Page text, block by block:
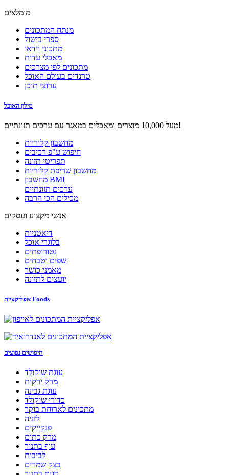
מומלצים
מנתח המתכונים
ספרי בישול
מתכוני וידאו
מאכלי עדות
מתכונים לפי מצרכים
טרנדים בעולם האוכל
ערוצי תוכן
מילון האוכל
מעל 10,000 מוצרים ומאכלים במאגר עם ערכים תזונתיים!
מחשבון קלוריות
חיפוש ע"פ רכיבים
תפריטי תזונה
מחשבון שריפת קלוריות
מחשבון BMI
ערכים תזונתיים
מכילים הכי הרבה
אנשי מקצוע ועסקים
דיאטניות
בלוגרי אוכל
נטורופתים
שפים וטבחים
מאמני כושר
יועצים לתזונה
אפליקציית Foods
חיפושים נפוצים
עוגת שוקולד
מרק ירקות
עוגת גבינה
כדורי שוקולד
מתכונים לארוחת בוקר
לזניה
פנקייקים
מרק כתום
עוף בתנור
לביבות
בצק שמרים